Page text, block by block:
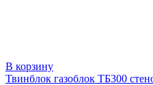
В корзину
Твинблок газоблок ТБ300